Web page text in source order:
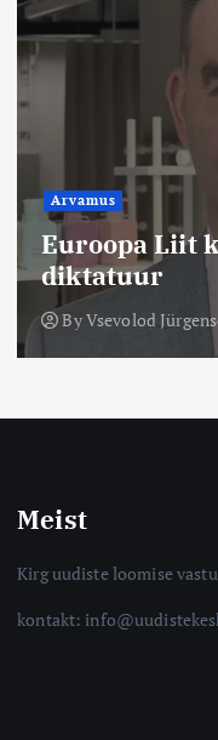
Arvamus
Mario
tõmbama?
ByMario Maripuu
Meist
Kirg uudiste loomise
kontakt: